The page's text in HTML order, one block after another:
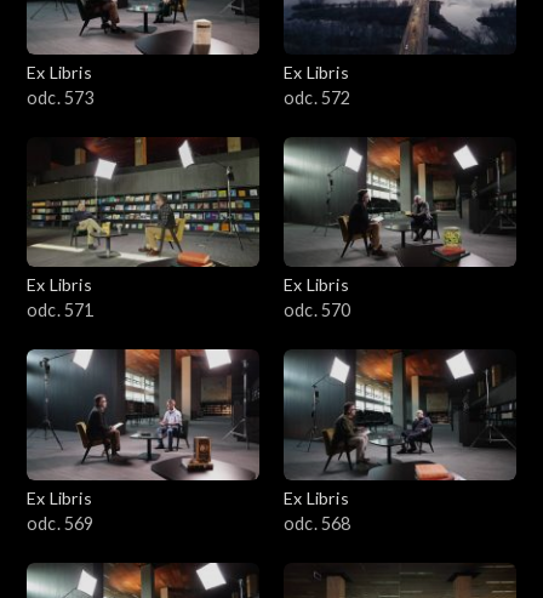
Ex Libris
odc. 573
Ex Libris
odc. 572
Ex Libris
odc. 571
Ex Libris
odc. 570
Ex Libris
odc. 569
Ex Libris
odc. 568